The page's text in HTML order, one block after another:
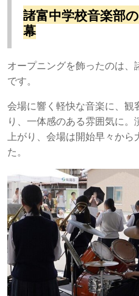
諸富中学校音楽部
幕
オープニングを飾ったのは
です。
会場に響く軽快な音楽に、観
り、一体感のある雰囲気に
上がり、会場は開始早々から
た。